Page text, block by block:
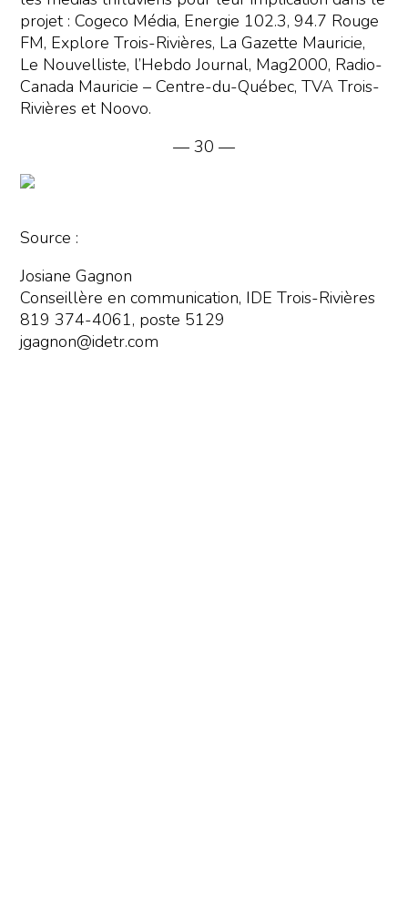
projet : Cogeco Média, Energie 102.3, 94.7 Rouge
FM, Explore Trois-Rivières, La Gazette Mauricie,
Le Nouvelliste, l’Hebdo Journal, Mag2000, Radio-
Canada Mauricie – Centre-du-Québec, TVA Trois-
Rivières et Noovo.
— 30 —
Source :
Josiane Gagnon
Conseillère en communication, IDE Trois-Rivières
819 374-4061, poste 5129
jgagnon@idetr.com